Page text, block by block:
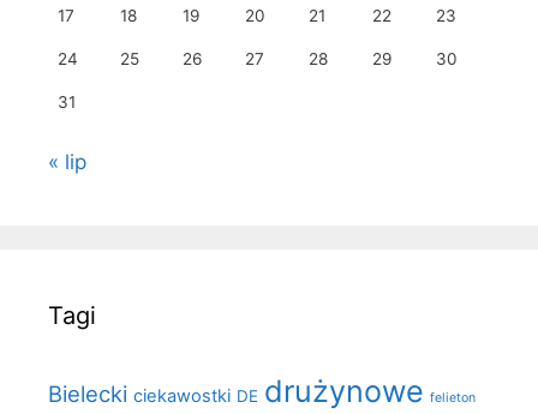
17 18 19 20 21 22 23
24 25 26 27 28 29 30
31
« lip
Tagi
Bielecki ciekawostki DE drużynowe felieton